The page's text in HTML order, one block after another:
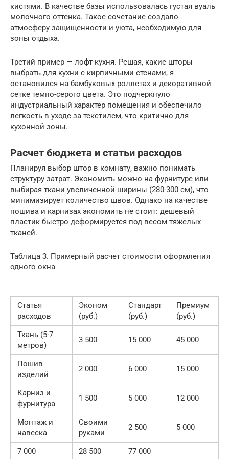
кистями. В качестве базы использовалась густая вуаль
молочного оттенка. Такое сочетание создало
атмосферу защищенности и уюта, необходимую для
зоны отдыха.
Третий пример — лофт-кухня. Решая, какие шторы
выбрать для кухни с кирпичными стенами, я
остановился на бамбуковых роллетах и декоративной
сетке темно-серого цвета. Это подчеркнуло
индустриальный характер помещения и обеспечило
легкость в уходе за текстилем, что критично для
кухонной зоны.
Расчет бюджета и статьи расходов
Планируя выбор штор в комнату, важно понимать
структуру затрат. Экономить можно на фурнитуре или
выбирая ткани увеличенной ширины (280-300 см), что
минимизирует количество швов. Однако на качестве
пошива и карнизах экономить не стоит: дешевый
пластик быстро деформируется под весом тяжелых
тканей.
Таблица 3. Примерный расчет стоимости оформления
одного окна
Статья
расходов
Эконом
(руб.)
Стандарт
(руб.)
Премиум
(руб.)
Ткань (5-7
метров)
3 500 15 000 45 000
Пошив
изделий
2 000 6 000 15 000
Карниз и
фурнитура
1 500 5 000 12 000
Монтаж и
навеска
Своими
руками
2 500 5 000
7 000 28 500 77 000